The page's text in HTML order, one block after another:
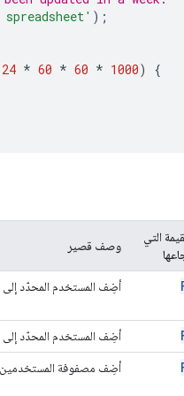
);
24 * 60 * 60 * 1000)
{
التي
وصف قصير
أضِف المستخدم المحدّد إلى
أضِف المستخدم المحدّد إلى
أضِف مصفوفة المستخدمين